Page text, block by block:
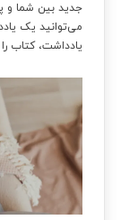
جدید بین شما و
می‌توانید یک
یادداشت، کتاب